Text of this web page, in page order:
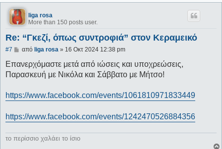
liga rosa
More than 150 posts user.
Re: “Γκεζί, όπως συντροφιά” στον Κεραμεικό
#7
Δ
μ
σ
υ
από liga rosa » 16 Οκτ 2024 12:38 pm
Επανερχόμαστε μετά από ιώσεις και υποχρεώσεις,
Παρασκευή με Νικόλα και Σάββατο με Μήτσο!
https://www.facebook.com/events/1061810971833449
https://www.facebook.com/events/1242470526884356
το περίσσιο χαλάει το ίσιο